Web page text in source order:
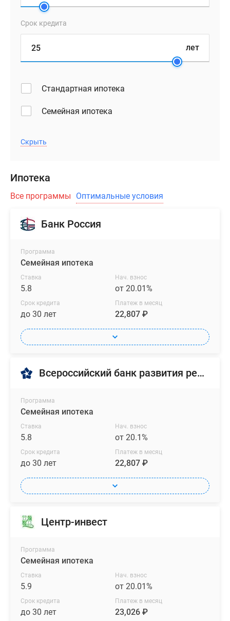
Срок кредита
лет
Стандартная ипотека
Семейная ипотека
Скрыть
Ипотека
Все программы Оптимальные условия
Банк Россия
Программа
Семейная ипотека
Ставка
5.8
Нач. взнос
от 20.01%
Срок кредита
до 30 лет
Платеж в месяц
22,807 ₽
Всероссийский банк развития регионов
Программа
Семейная ипотека
Ставка
5.8
Нач. взнос
от 20.1%
Срок кредита
до 30 лет
Платеж в месяц
22,807 ₽
Центр-инвест
Программа
Семейная ипотека
Ставка
5.9
Нач. взнос
от 20.01%
Срок кредита
до 30 лет
Платеж в месяц
23,026 ₽